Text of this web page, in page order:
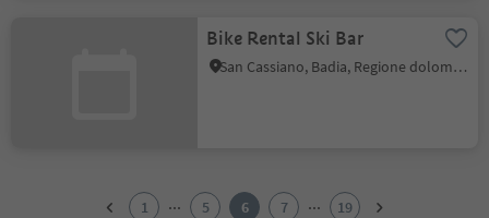
Bike Rental Ski Bar
San Cassiano, Badia, Regione dolomitica Alta Badia
1 ... 5 6 7 ...
19